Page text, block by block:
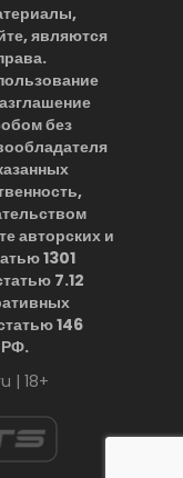
являются
без
авторских и
1301
7.12
146
РФ.
| 18+